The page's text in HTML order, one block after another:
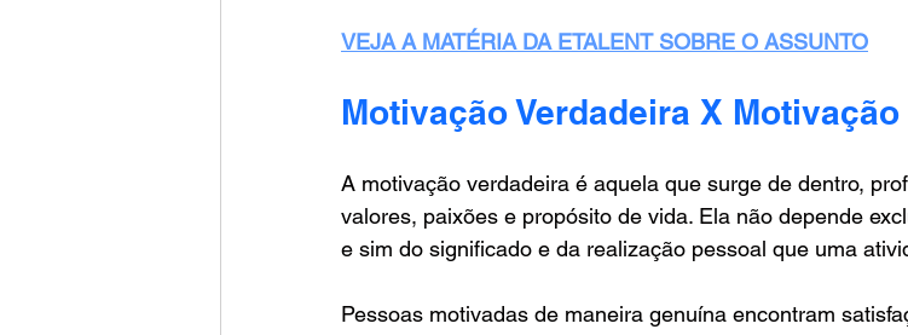
VEJA A MATÉRIA DA ETALENT SOBRE O ASSUNTO
Motivação Verdadeira X
A motivação verdadeira é aquela que surge de dentro,
valores, paixões e propósito de vida. Ela não depende
e sim do significado e da realização pessoal que uma
Pessoas motivadas de maneira genuína encontram